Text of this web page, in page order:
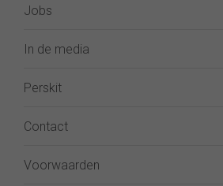
Jobs
In de media
Perskit
Contact
Voorwaarden